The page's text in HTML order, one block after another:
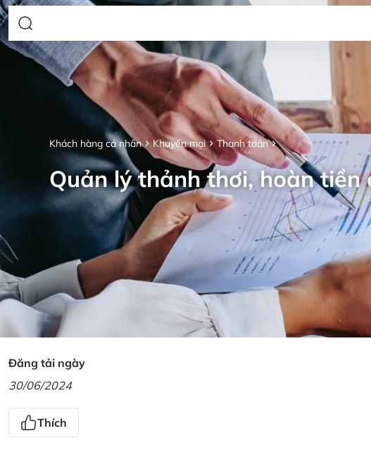
Khách hàng cá nhân Khuyến mại Thanh toán
Quản lý thảnh thơi, hoàn tiền
Đăng tải ngày
30/06/2024
Thích